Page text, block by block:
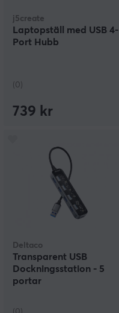
j5create
Laptopställ med USB 4-
Port Hubb
(0)
739 kr
Deltaco
Transparent USB
Dockningsstation - 5
portar